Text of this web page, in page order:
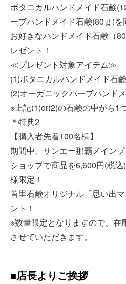
ボタニカルハンドメイド石鹸
ーブハンドメイド石鹸(80ｇ)を
お好きなハンドメイド石鹸（
レゼント！
≪プレゼント対象アイテム≫
(1)ボタニカルハンドメイド石
(2)オーガニックハーブハンド
※上記(1)or(2)の石鹸の中から1
＊特典2
【購入者先着100名様】
期間中、サンエー那覇メイン
ショップで商品を6,600円(税
様限定！
首里石鹸オリジナル「思い出
ント！
※数量限定となりますので、在
させていただきます。
■店長よりご挨拶